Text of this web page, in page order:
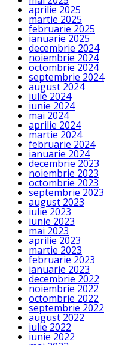
aprilie 2025
martie 2025
februarie 2025
ianuarie 2025
decembrie 2024
noiembrie 2024
octombrie 2024
septembrie 2024
august 2024
iulie 2024
iunie 2024
mai 2024
aprilie 2024
martie 2024
februarie 2024
ianuarie 2024
decembrie 2023
noiembrie 2023
octombrie 2023
septembrie 2023
august 2023
iulie 2023
iunie 2023
mai 2023
aprilie 2023
martie 2023
februarie 2023
ianuarie 2023
decembrie 2022
noiembrie 2022
octombrie 2022
septembrie 2022
august 2022
iulie 2022
iunie 2022